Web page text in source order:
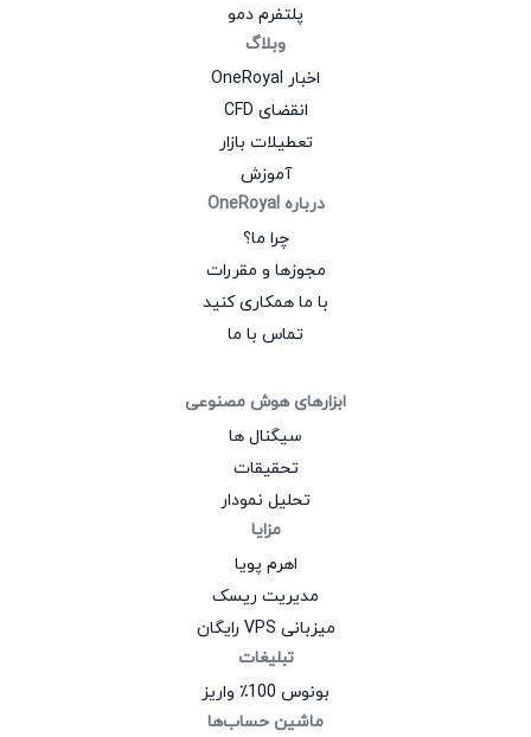
پلتفرم دمو
وبلاگ
اخبار OneRoyal
انقضای CFD
تعطیلات بازار
آموزش
درباره OneRoyal
چرا ما؟
مجوزها و مقررات
با ما همکاری کنید
تماس با ما
ابزارهای هوش مصنوعی
سیگنال‌ ها
تحقیقات
تحلیل نمودار
مزایا
اهرم پویا
مدیریت ریسک
میزبانی VPS رایگان
تبلیغات
بونوس 100٪ واریز
ماشین حساب‌ها